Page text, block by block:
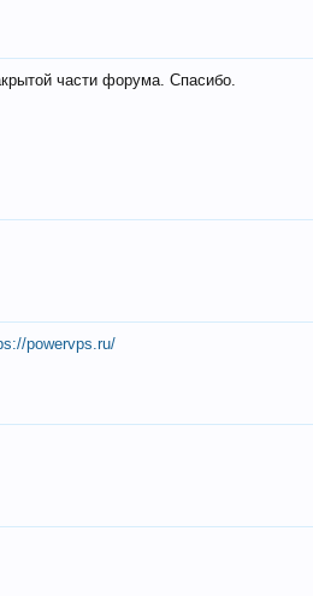
части форума. Спасибо.
powervps.ru/